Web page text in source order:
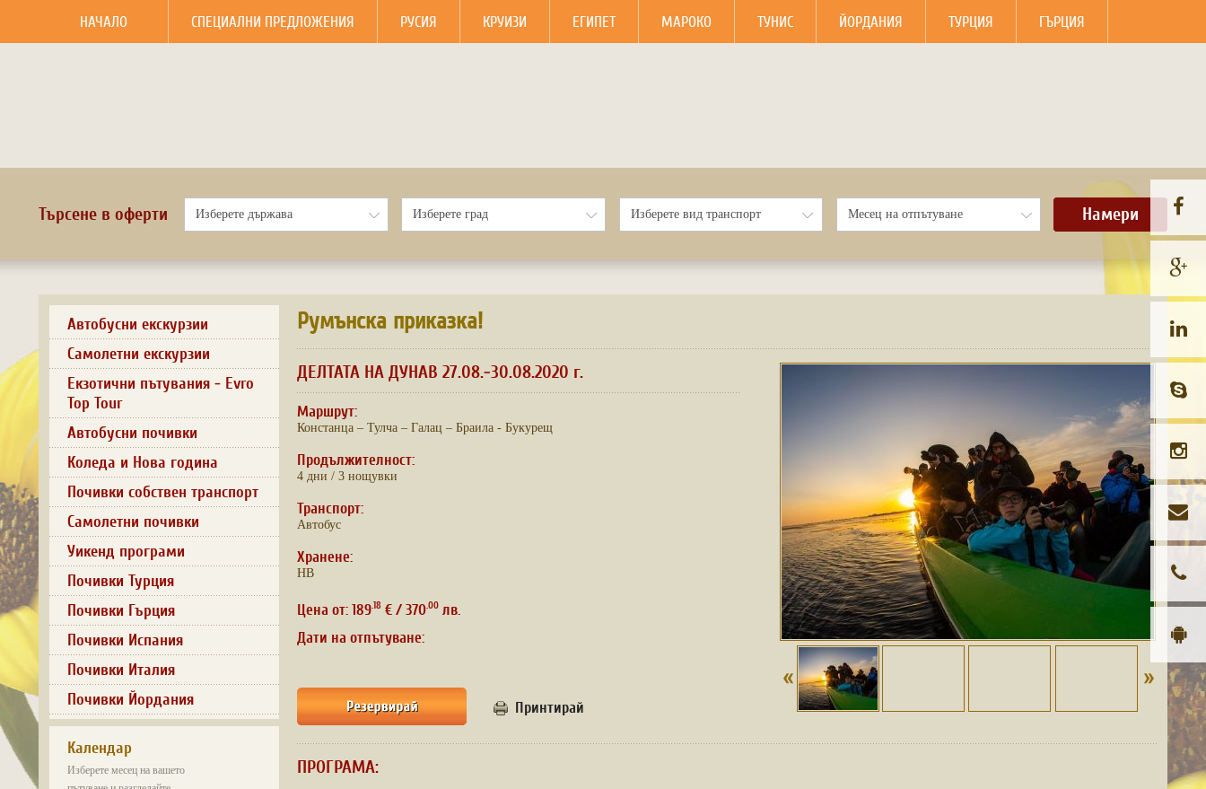
НАЧАЛО СПЕЦИАЛНИ ПРЕДЛОЖЕНИЯ РУСИЯ КРУИЗИ ЕГИПЕТ МАРОКО ТУНИС ЙОРДАНИЯ ТУРЦИЯ ГЪРЦИЯ
Търсене в оферти Намери
Автобусни екскурзии
Самолетни екскурзии
Екзотични пътувания - Evro
Top Tour
Автобусни почивки
Коледа и Нова година
Почивки собствен транспорт
Самолетни почивки
Уикенд програми
Почивки Турция
Почивки Гърция
Почивки Испания
Почивки Италия
Почивки Йордания
Календар
Изберете месец на вашето
Румънска приказка!
ДЕЛТАТА НА ДУНАВ 27.08.-30.08.2020 г.
Маршрут:
Констанца – Тулча – Галац – Браила - Букурещ
Продължителност:
4 дни / 3 нощувки
Транспорт:
Автобус
Хранене:
HB
Цена от: 189.18 € / 370.00 лв.
Дати на отпътуване:
Принтирай
ПРОГРАМА: